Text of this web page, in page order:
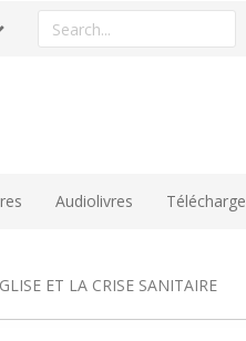
Search
a
Audiolivres
ET LA CRISE SANITAIRE